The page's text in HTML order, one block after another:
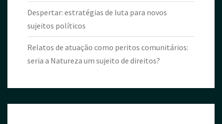
Despertar: estratégias de luta para novos
sujeitos políticos
Relatos de atuação como peritos comunitários:
seria a Natureza um sujeito de direitos?